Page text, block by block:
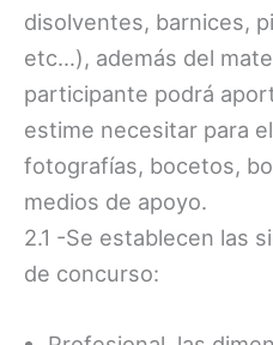
disolventes, barnices,
etc…), además del
participante podrá
estime necesitar para
fotografías, bocetos,
medios de apoyo.
2.1 -Se establecen las
de concurso: